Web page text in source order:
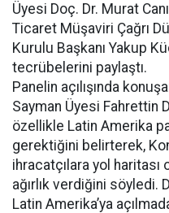
Üyesi Doç. Dr. Murat
Ticaret Müşaviri Çağrı
Kurulu Başkanı Yakup
tecrübelerini paylaştı.
Panelin açılışında
Sayman Üyesi Fahrettin
özellikle Latin Amerika
gerektiğini belirterek,
ihracatçılara yol
ağırlık verdiğini söyledi.
Latin Amerika’ya